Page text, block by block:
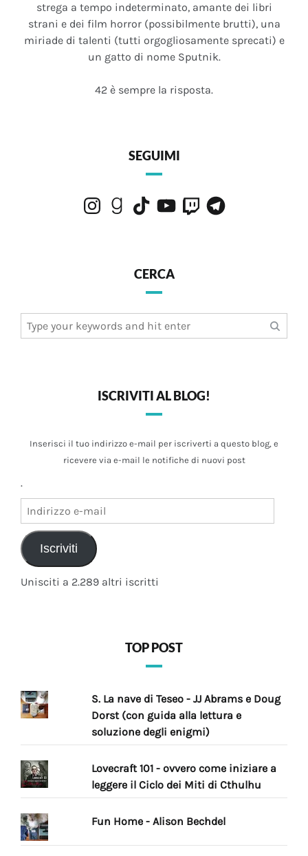
strega a tempo indeterminato, amante dei libri
strani e dei film horror (possibilmente brutti), una
miriade di talenti (tutti orgogliosamente sprecati) e
un gatto di nome Sputnik.
42 è sempre la risposta.
SEGUIMI
InstagramGoodreads
TikTokYouTubeTwitchTelegram
CERCA
for:
ISCRIVITI AL BLOG!
Inserisci il tuo indirizzo e-mail per iscriverti a questo blog, e
ricevere via e-mail le notifiche di nuovi post
.
mail
Iscriviti
Unisciti a 2.289 altri iscritti
TOP POST
S. La nave di Teseo - JJ Abrams e Doug
Dorst (con guida alla lettura e
soluzione degli enigmi)
Lovecraft 101 - ovvero come iniziare a
leggere il Ciclo dei Miti di Cthulhu
Fun Home - Alison Bechdel